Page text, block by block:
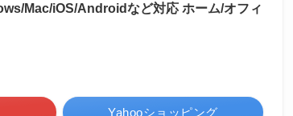
Mac/iOS/Androidなど対応 ホーム/オフィ
Yahooショッピング